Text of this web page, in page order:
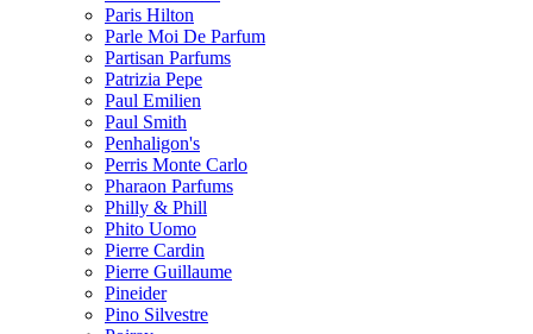
Paris Hilton
Parle Moi De Parfum
Partisan Parfums
Patrizia Pepe
Paul Emilien
Paul Smith
Penhaligon's
Perris Monte Carlo
Pharaon Parfums
Philly & Phill
Phito Uomo
Pierre Cardin
Pierre Guillaume
Pineider
Pino Silvestre